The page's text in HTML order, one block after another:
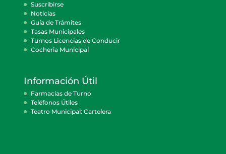
Suscribirse
Noticias
Guía de Trámites
Tasas Municipales
Turnos Licencias de Conducir
Cocheria Municipal
Información Útil
Farmacias de Turno
Teléfonos Útiles
Teatro Municipal: Cartelera